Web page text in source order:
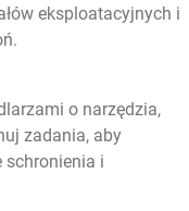
eksploatacyjnych i
o narzędzia,
zadania, aby
schronienia i